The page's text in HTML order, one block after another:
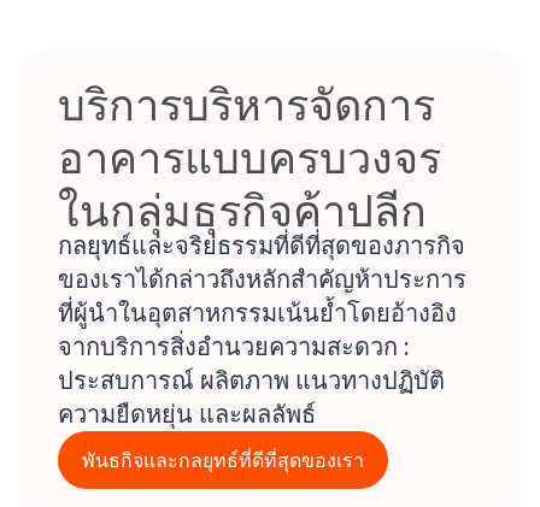
บริการบริหารจัดการ
อาคารแบบครบวงจร
ในกลุ่มธุรกิจค้าปลีก
กลยุทธ์และจริยธรรมที่ดีที่สุดของภารกิจ
ของเราได้กล่าวถึงหลักสำคัญห้าประการ
ที่ผู้นำในอุตสาหกรรมเน้นย้ำโดยอ้างอิง
จากบริการสิ่งอำนวยความสะดวก :
ประสบการณ์ ผลิตภาพ แนวทางปฏิบัติ
ความยืดหยุ่น และผลลัพธ์
พันธกิจและกลยุทธ์ที่ดีที่สุดของเรา